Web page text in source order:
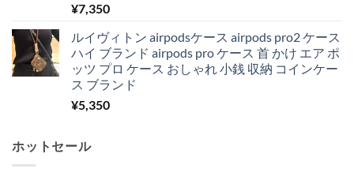
¥7,350
ルイヴィトン airpodsケース airpods pro2 ケース
ハイ ブランド airpods pro ケース 首 かけ エア ポ
ッツ プロ ケース おしゃれ 小銭 収納 コインケー
ス ブランド
¥5,350
ホットセール